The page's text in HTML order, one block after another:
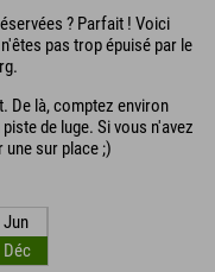
? Parfait ! Voici
pas trop épuisé par le
De là, comptez environ
de luge. Si vous n'avez
une sur place ;)
Jun
Déc